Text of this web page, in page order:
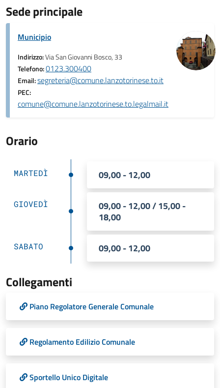
Sede principale
Municipio
Indirizzo:Via San Giovanni Bosco, 33
Telefono:0123.300400
Email:segreteria@comune.lanzotorinese.to.it
PEC:
comune@comune.lanzotorinese.to.legalmail.it
Orario
MARTEDÌ 09,00 - 12,00
GIOVEDÌ
09,00 - 12,00 / 15,00 -
18,00
SABATO 09,00 - 12,00
Collegamenti
Piano Regolatore Generale Comunale
Regolamento Edilizio Comunale
Sportello Unico Digitale